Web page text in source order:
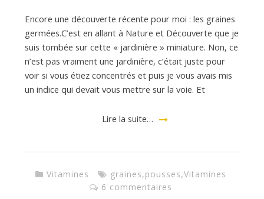
Encore une découverte récente pour moi : les graines
germées.C’est en allant à Nature et Découverte que je
suis tombée sur cette « jardinière » miniature. Non, ce
n’est pas vraiment une jardinière, c’était juste pour
voir si vous étiez concentrés et puis je vous avais mis
un indice qui devait vous mettre sur la voie. Et
Lire la suite…
Vitamines graines,pousses,Vitamines
6 commentaires